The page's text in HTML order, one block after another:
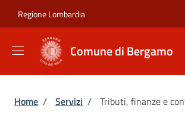
Regione Lombardia
Comune di Bergamo
Briciole di pane
Home / Servizi / Tributi, finanze e